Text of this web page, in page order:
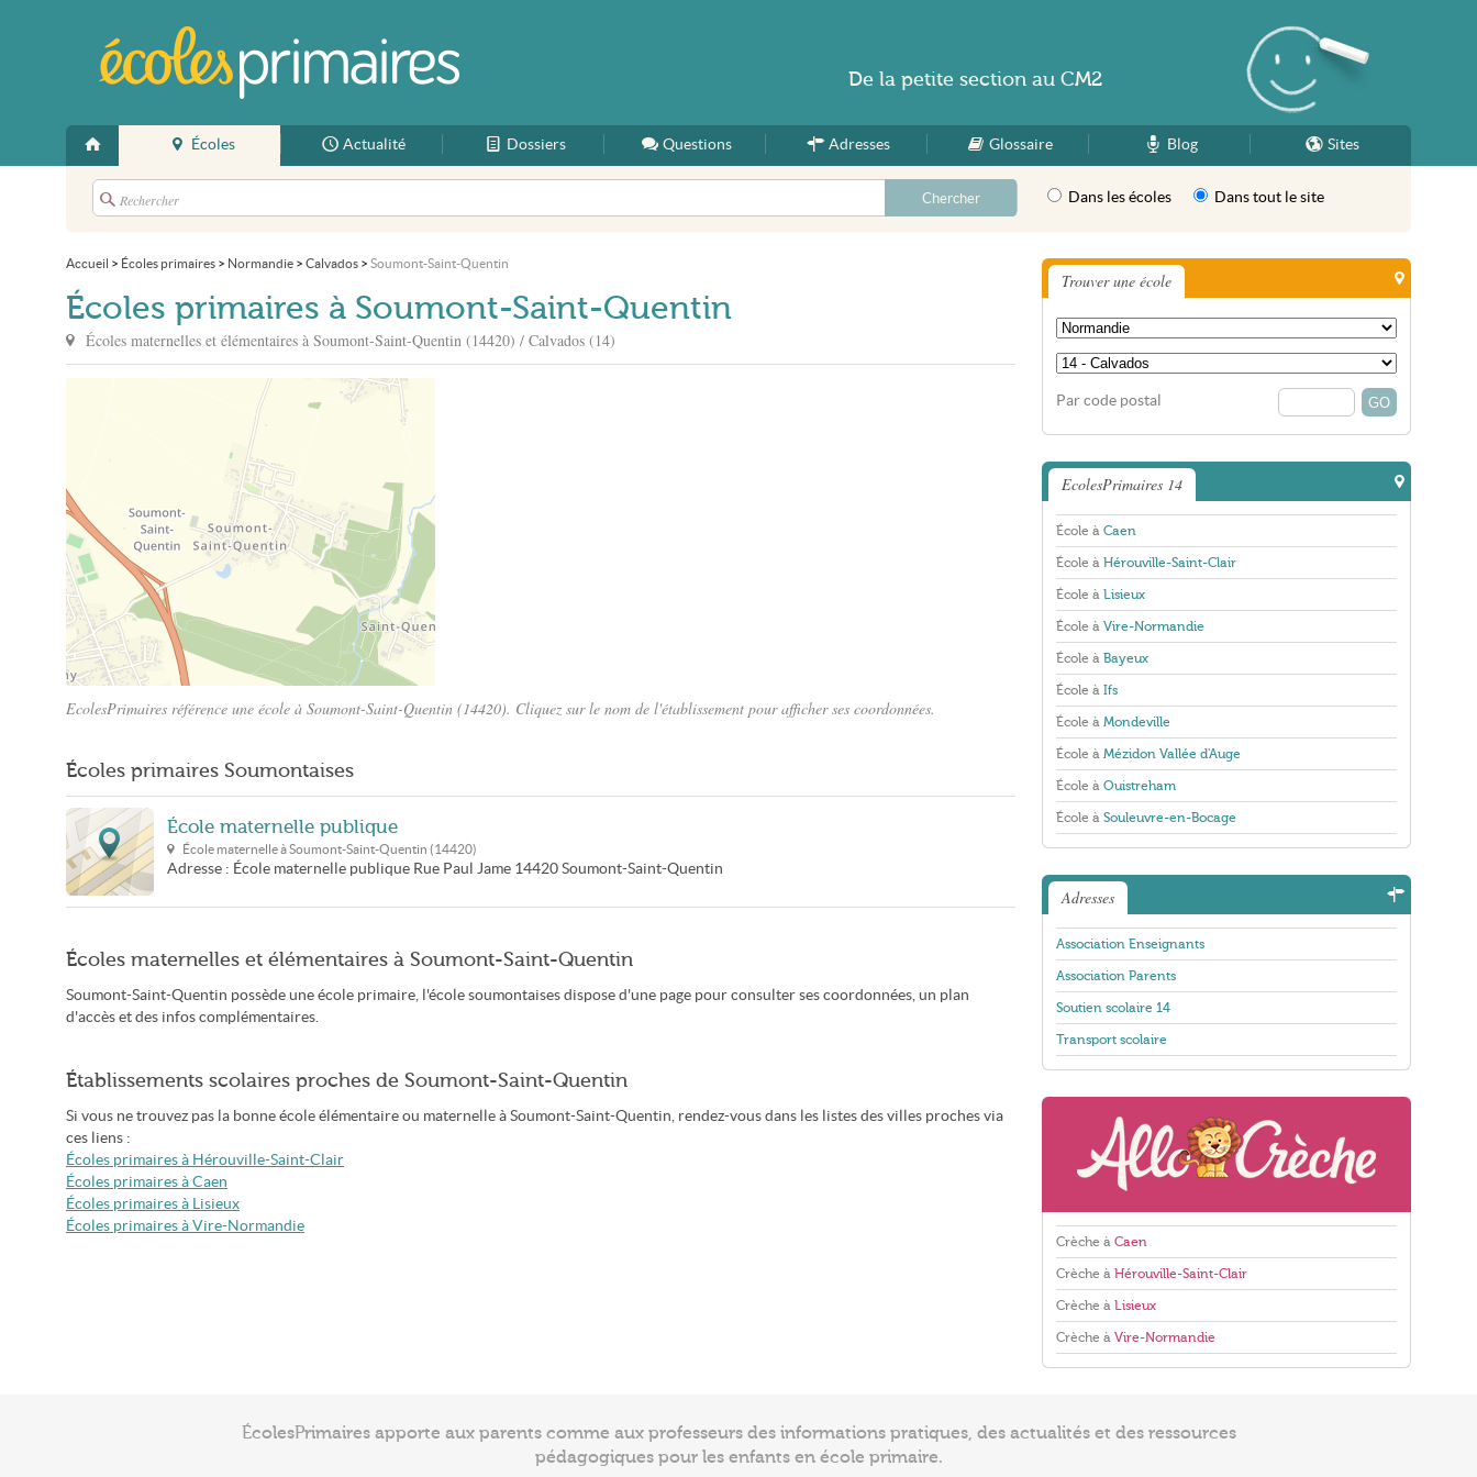
Accueil
Écoles Actualité Dossiers Questions Adresses Glossaire Blog Sites
Dans les écoles Dans tout le site
Accueil > Écoles primaires > Normandie > Calvados > Soumont-Saint-Quentin
Écoles primaires à Soumont-Saint-Quentin
Écoles maternelles et élémentaires à Soumont-Saint-Quentin (14420) / Calvados (14)
EcolesPrimaires référence une école à Soumont-Saint-Quentin (14420). Cliquez sur le nom de l'établissement pour afficher ses coordonnées.
Écoles primaires Soumontaises
École maternelle publique
École maternelle àSoumont-Saint-Quentin (14420)
Adresse : École maternelle publique Rue Paul Jame 14420 Soumont-Saint-Quentin
Écoles maternelles et élémentaires à Soumont-Saint-Quentin
Soumont-Saint-Quentin possède une école primaire, l'école soumontaises dispose d'une page pour consulter ses coordonnées, un plan
d'accès et des infos complémentaires.
Établissements scolaires proches de Soumont-Saint-Quentin
Si vous ne trouvez pas la bonne école élémentaire ou maternelle à Soumont-Saint-Quentin, rendez-vous dans les listes des villes proches via
ces liens :
Écoles primaires à Hérouville-Saint-Clair
Écoles primaires à Caen
Écoles primaires à Lisieux
Écoles primaires à Vire-Normandie
Trouver une école
Par code postal
EcolesPrimaires 14
École à Caen
École à Hérouville-Saint-Clair
École à Lisieux
École à Vire-Normandie
École à Bayeux
École à Ifs
École à Mondeville
École à Mézidon Vallée d'Auge
École à Ouistreham
École à Souleuvre-en-Bocage
Adresses
Association Enseignants
Association Parents
Soutien scolaire 14
Transport scolaire
Crèche à Caen
Crèche à Hérouville-Saint-Clair
Crèche à Lisieux
Crèche à Vire-Normandie
De la petite section au CM2
ÉcolesPrimaires apporte aux parents comme aux professeurs des informations pratiques, des actualités et des ressources
pédagogiques pour les enfants en école primaire.